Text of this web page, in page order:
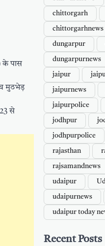
के पास
मुठभेड़
से
chittorgarh
chittorgarhnews
dungarpur
dungarpurnews
jaipur
jaipurnews
jaipurpolice
jodhpur
jodhpurpolice
rajasthan
rajsamandnews
udaipur
udaipurnews
udaipur today
Recent Posts